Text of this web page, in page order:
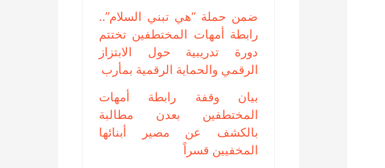
ضمن حملة “هي تبني السلام”..
رابطة أمهات المختطفين تختتم
دورة تدريبية حول الابتزاز
الرقمي والحماية الرقمية بمأرب
بيان وقفة رابطة أمهات
المختطفين بعدن مطالبة
بالكشف عن مصير أبنائها
المخفيين قسراً